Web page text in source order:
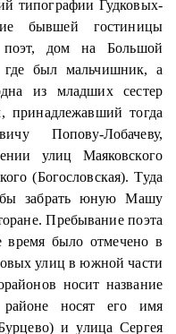
типографии Гудковых-
бывшей гостиницы
поэт, дом на Большой
был мальчишник, а
из младших сестер
тогда
Попову-Лобачеву,
улиц Маяковского
(Богословская). Туда
забрать юную Машу
Пребывание поэта
было отмечено в
улиц в южной части
носит название
носят его имя
) и улица Сергея